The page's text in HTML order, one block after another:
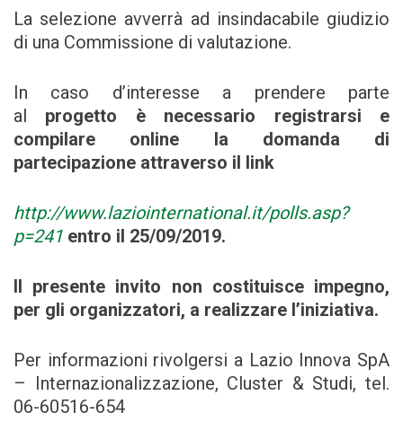
La selezione avverrà ad insindacabile giudizio
di una Commissione di valutazione.
In caso d’interesse a prendere parte
al progetto è necessario registrarsi e
compilare online la domanda di
partecipazione attraverso il link
http://www.laziointernational.it/polls.asp?
p=241 entro il 25/09/2019.
Il presente invito non costituisce impegno,
per gli organizzatori, a realizzare l’iniziativa.
Per informazioni rivolgersi a Lazio Innova SpA
– Internazionalizzazione, Cluster & Studi, tel.
06-60516-654